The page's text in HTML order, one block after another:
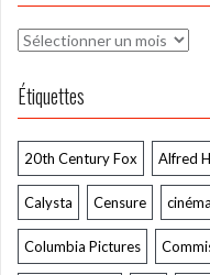
Archives
Étiquettes
20th Century Fox Alfred
Calysta Censure
Columbia Pictures